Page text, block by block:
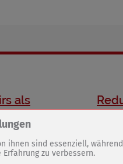
als
/ Drittanbieter:
ihnen sind essenziell, während
zu verbessern.